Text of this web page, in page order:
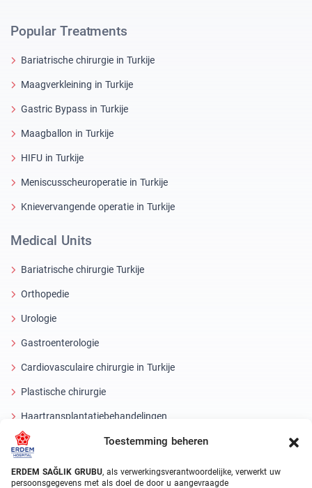
Toestemming beheren
ERDEM SAĞLIK GRUBU, als verwerkingsverantwoordelijke, verwerkt uw
persoonsgegevens met als doel de door u aangevraagde
Popular Treatments
Bariatrische chirurgie in Turkije
Maagverkleining in Turkije
Gastric Bypass in Turkije
Maagballon in Turkije
HIFU in Turkije
Meniscusscheuroperatie in Turkije
Knievervangende operatie in Turkije
Medical Units
Bariatrische chirurgie Turkije
Orthopedie
Urologie
Gastroenterologie
Cardiovasculaire chirurgie in Turkije
Plastische chirurgie
Haartransplantatiebehandelingen
Tandheelkundige behandelingen Turkije
Laseroog